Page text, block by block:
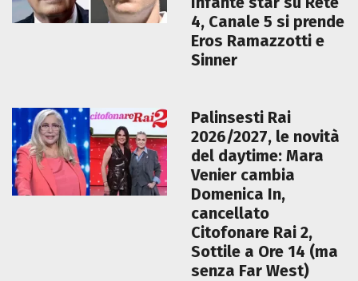
4, Canale 5 si prende
Eros Ramazzotti e
Sinner
Palinsesti Rai
2026/2027, le novità
del daytime: Mara
Venier cambia
Domenica In,
cancellato
Citofonare Rai 2,
Sottile a Ore 14 (ma
senza Far West)